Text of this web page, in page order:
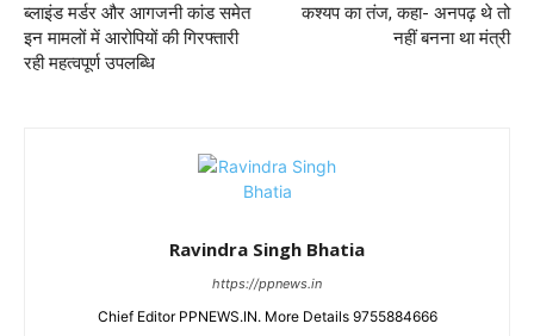
ब्लाइंड मर्डर और आगजनी कांड समेत
इन मामलों में आरोपियों की गिरफ्तारी
रही महत्वपूर्ण उपलब्धि
कश्यप का तंज, कहा- अनपढ़ थे तो
नहीं बनना था मंत्री
Ravindra Singh Bhatia
https://ppnews.in
Chief Editor PPNEWS.IN. More Details 9755884666